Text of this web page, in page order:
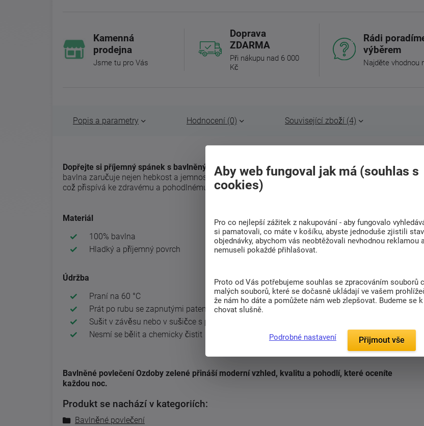
Kamenná
prodejna
Jsme tu pro Vás
Doprava
ZDARMA
Při nákupu nad 6 000
Kč
Rádi
výběrem
Najděte vhodnou
Popis a parametry Hodnocení (0) Související zboží (4)
Dopřejte si příjemný spánek s bavlněným povlečením Ozdoby zelené. Vysoce kvalitní 100%
bavlna zaručuje nejen hebkost a jemnost na dotek, ale také výbornou savost a prodyšnost,
což přispívá ke zdravému a pohodlnému spánku.
Materiál
100% bavlna
Hladký a příjemný povrch
Údržba
Praní na 60 °C
Prát po rubu se zapnutými patentky
Sušit v závěsu nebo v sušičce s programem vlhké k žehlení
Nesmí se bělit a chemicky čistit
Bavlněné povlečení Ozdoby zelené přináší moderní vzhled, kvalitu a pohodlí, které oceníte
každou noc.
Produkt se nachází v kategoriích:
Bavlněné povlečení
Aby web fungoval jak má (souhlas s
cookies)
Pro co nejlepší zážitek z nakupování - aby fungovalo
si pamatovali, co máte v košíku, abyste jednoduše zjistili
objednávky, abychom vás neobtěžovali nevhodnou reklamou
nemuseli pokaždé přihlašovat.
Proto od Vás potřebujeme souhlas se zpracováním souborů
malých souborů, které se dočasně ukládají ve vašem
že nám ho dáte a pomůžete nám web zlepšovat. Budeme se
chovat slušně.
Podrobné nastavení Přijmout vše